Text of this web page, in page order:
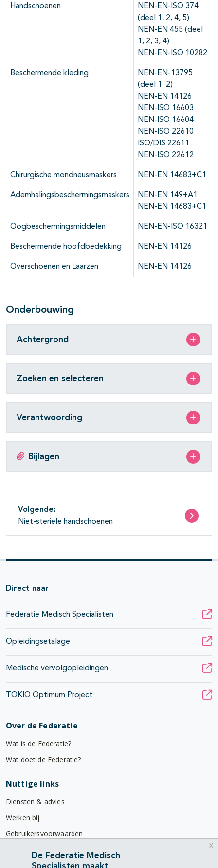
Handschoenen
NEN-EN-ISO 374
(deel 1, 2, 4, 5)
NEN-EN 455 (deel
1, 2, 3, 4)
NEN-EN-ISO 10282
Beschermende kleding
NEN-EN-13795
(deel 1, 2)
NEN-EN 14126
NEN-ISO 16603
NEN-ISO 16604
NEN-ISO 22610
ISO/DIS 22611
NEN-ISO 22612
Chirurgische mondneusmaskers NEN-EN 14683+C1
Ademhalingsbeschermingsmaskers
NEN-EN 149+A1
NEN-EN 14683+C1
Oogbeschermingsmiddelen NEN-EN-ISO 16321
Beschermende hoofdbedekking NEN-EN 14126
Overschoenen en Laarzen NEN-EN 14126
Onderbouwing
Achtergrond
Zoeken en selecteren
Verantwoording
Bijlagen
Volgende:
Niet-steriele handschoenen
Direct naar
Federatie Medisch Specialisten
Opleidingsetalage
Medische vervolgopleidingen
TOKIO Optimum Project
Over de Federatie
Wat is de Federatie?
Wat doet de Federatie?
Nuttige links
Diensten & advies
Werken bij
Gebruikersvoorwaarden
Privacyverklaring
De Federatie Medisch
Specialisten maakt
x